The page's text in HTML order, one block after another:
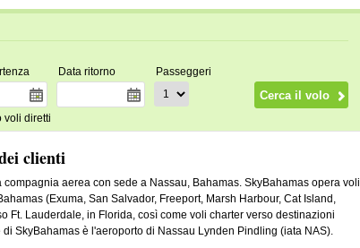
Data ritorno Passeggeri
voli diretti
clienti
aerea con sede a Nassau, Bahamas. SkyBahamas opera voli
(Exuma, San Salvador, Freeport, Marsh Harbour, Cat Island,
Ft. Lauderdale, in Florida, così come voli charter verso destinazioni
SkyBahamas è l'aeroporto di Nassau Lynden Pindling (iata NAS).